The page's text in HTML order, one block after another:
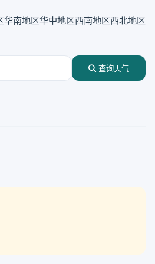
华南地区华中地区西南地区西北地区
查询天气